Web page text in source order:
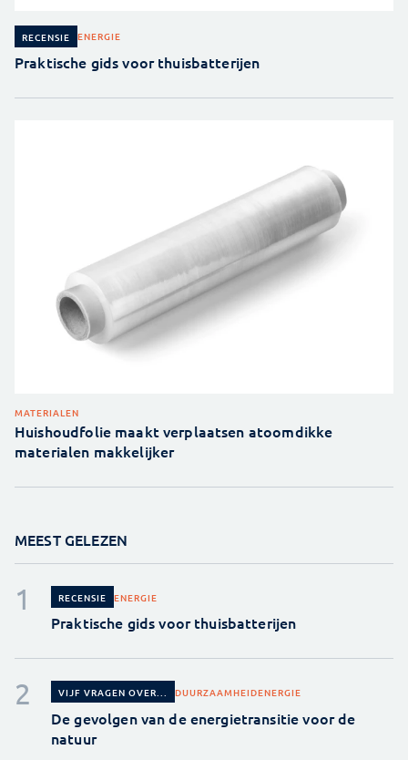
RECENSIE ENERGIE
Praktische gids voor thuisbatterijen
MATERIALEN
Huishoudfolie maakt verplaatsen atoomdikke
materialen makkelijker
MEEST GELEZEN
RECENSIE ENERGIE
Praktische gids voor thuisbatterijen
VIJF VRAGEN OVER... DUURZAAMHEIDENERGIE
De gevolgen van de energietransitie voor de
natuur